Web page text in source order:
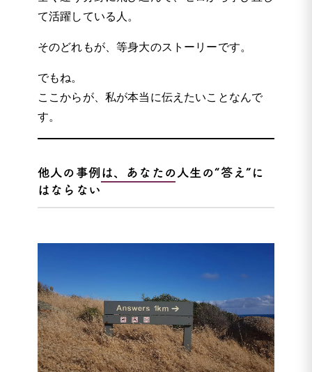
て活躍している人。
そのどれもが、等身大のストーリーです。
でもね。
ここからが、私が本当に伝えたいことなんで
す。
他人の事例は、あなたの人生の“答え”に
はならない